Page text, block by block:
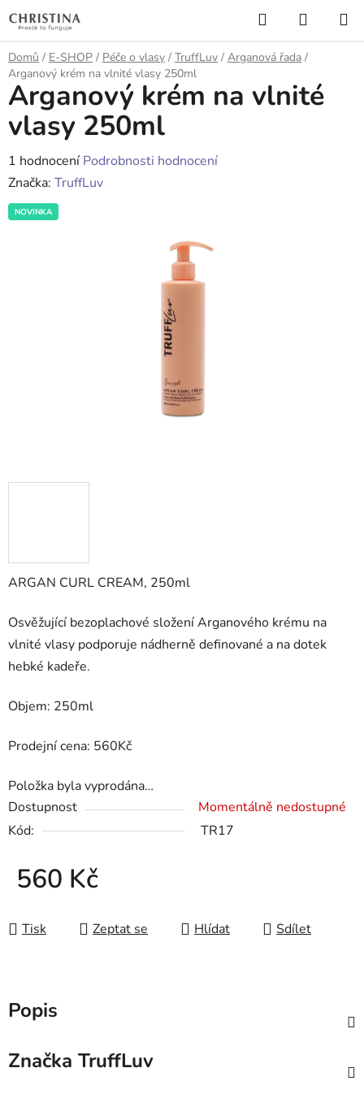
na
obsah
Hledat
KOŠÍK
Domů / E-SHOP / Péče o vlasy / TruffLuv / Arganová řada /
Arganový krém na vlnité vlasy 250ml
ARGAN CURL CREAM, 250ml
Osvěžující bezoplachové složení Arganového krému na
vlnité vlasy podporuje nádherně definované a na dotek
hebké kadeře.
Objem: 250ml
Prodejní cena: 560Kč
Položka byla vyprodána…
Dostupnost
Momentálně nedostupné
Kód:
TR17
560 Kč
Tisk
Zeptat se Hlídat Sdílet
Arganový krém na vlnité
vlasy 250ml
Průměrné
hodnocení
produktu
je
1 hodnocení Podrobnosti hodnocení
Značka: TruffLuv
NOVINKA
Popis
Značka TruffLuv